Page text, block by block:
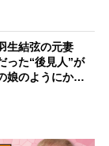
2割」
生結弦の元妻
った“後見人”が
娘のようにかわ